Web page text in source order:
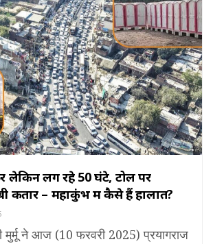
लेकिन लग रहे 50 घंटे, टोल पर
कतारें – महाकुंभ में कैसे हैं हालात?
मुर्मू ने आज (10 फरवरी 2025) प्रयागराज